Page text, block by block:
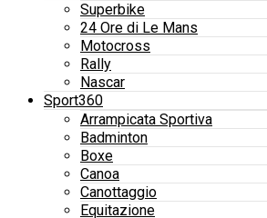
Superbike
24 Ore di Le Mans
Motocross
Rally
Nascar
Sport360
Arrampicata Sportiva
Badminton
Boxe
Canoa
Canottaggio
Equitazione